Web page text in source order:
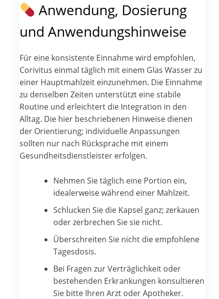
Anwendung, Dosierung
und Anwendungshinweise
Für eine konsistente Einnahme wird empfohlen,
Corivitus einmal täglich mit einem Glas Wasser zu
einer Hauptmahlzeit einzunehmen. Die Einnahme
zu denselben Zeiten unterstützt eine stabile
Routine und erleichtert die Integration in den
Alltag. Die hier beschriebenen Hinweise dienen
der Orientierung; individuelle Anpassungen
sollten nur nach Rücksprache mit einem
Gesundheitsdienstleister erfolgen.
Nehmen Sie täglich eine Portion ein,
idealerweise während einer Mahlzeit.
Schlucken Sie die Kapsel ganz; zerkauen
oder zerbrechen Sie sie nicht.
Überschreiten Sie nicht die empfohlene
Tagesdosis.
Bei Fragen zur Verträglichkeit oder
bestehenden Erkrankungen konsultieren
Sie bitte Ihren Arzt oder Apotheker.